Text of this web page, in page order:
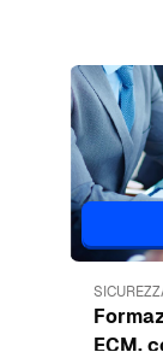
Immagine
ECM,